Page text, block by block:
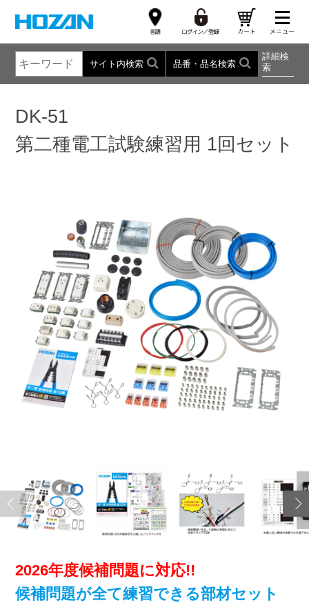
サイト内検索 品番・品名検索
詳細検
索
DK-51
第二種電工試験練習用 1回セット
2026年度候補問題に対応!!
候補問題が全て練習できる部材セット